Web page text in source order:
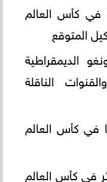
في كأس العالم
الديمقراطية
العالم 2026 والقنوات الناقلة
في كأس العالم
في كأس العالم